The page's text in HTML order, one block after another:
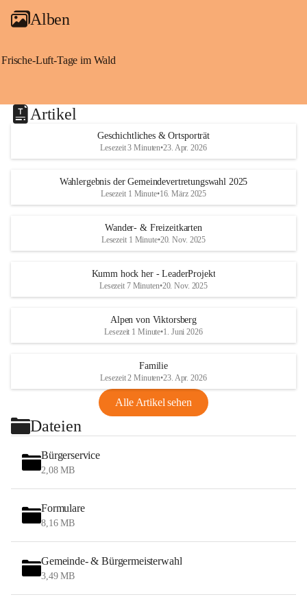
Alben
Frische-Luft-Tage im Wald
Artikel
Geschichtliches & Ortsporträt
Lesezeit 3 Minuten•23. Apr. 2026
Wahlergebnis der Gemeindevertretungswahl 2025
Lesezeit 1 Minute•16. März 2025
Wander- & Freizeitkarten
Lesezeit 1 Minute•20. Nov. 2025
Kumm hock her - LeaderProjekt
Lesezeit 7 Minuten•20. Nov. 2025
Alpen von Viktorsberg
Lesezeit 1 Minute•1. Juni 2026
Familie
Lesezeit 2 Minuten•23. Apr. 2026
Alle Artikel sehen
Dateien
Bürgerservice
2,08 MB
Formulare
8,16 MB
Gemeinde- & Bürgermeisterwahl
3,49 MB